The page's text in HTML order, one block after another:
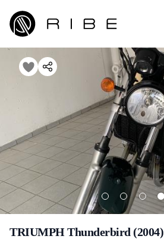
TRIUMPH Thunderbird (2004)